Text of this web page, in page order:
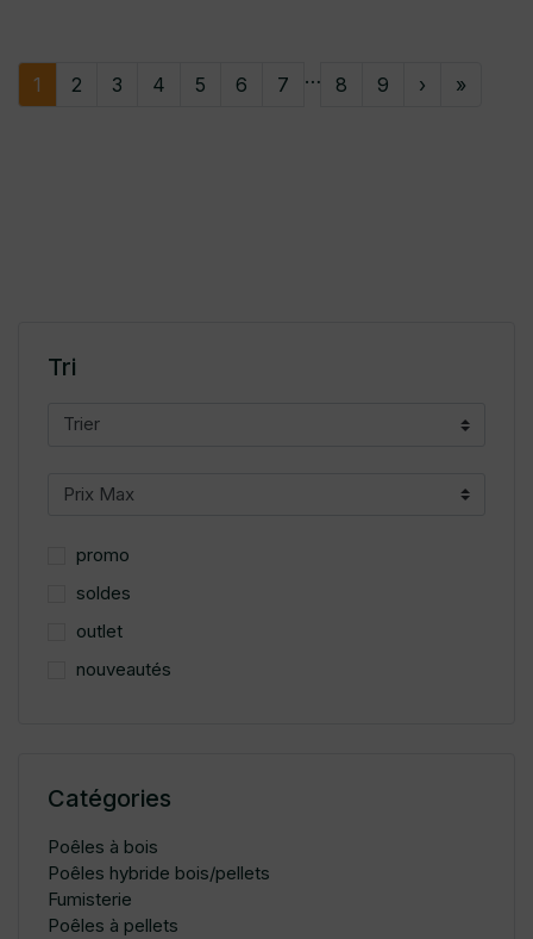
1 2 3 4 5 6 7 … 8 9 › »
Tri
promo
soldes
outlet
nouveautés
Catégories
Poêles à bois
Poêles hybride bois/pellets
Fumisterie
Poêles à pellets